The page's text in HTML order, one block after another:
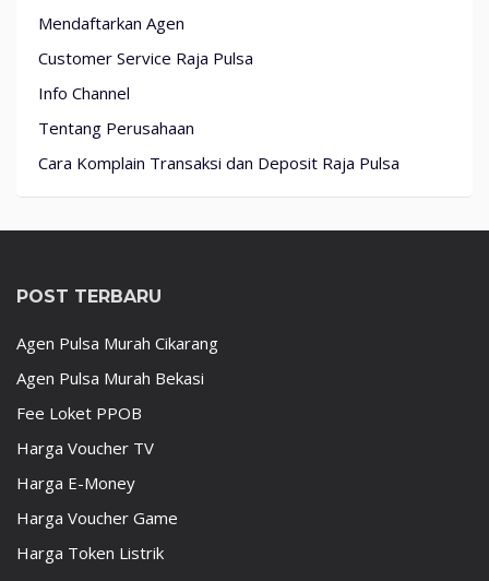
Mendaftarkan Agen
Customer Service Raja Pulsa
Info Channel
Tentang Perusahaan
Cara Komplain Transaksi dan Deposit Raja Pulsa
POST TERBARU
Agen Pulsa Murah Cikarang
Agen Pulsa Murah Bekasi
Fee Loket PPOB
Harga Voucher TV
Harga E-Money
Harga Voucher Game
Harga Token Listrik